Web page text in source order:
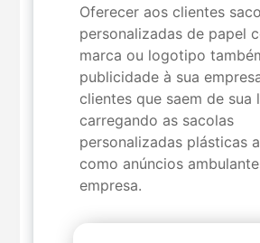
Oferecer aos clientes
personalizadas de papel
marca ou logotipo
publicidade à sua
clientes que saem de sua
carregando as sacolas
personalizadas plásticas
como anúncios
empresa.